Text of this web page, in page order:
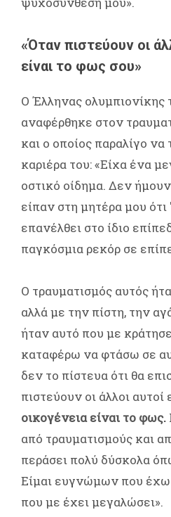
«Όταν πιστεύουν οι
είναι το φως σου»
Ο Έλληνας ολυμπιονίκης
αναφέρθηκε στον
και ο οποίος παραλίγο να
καριέρα του: «Είχα ένα
οστικό οίδημα. Δεν
είπαν στη μητέρα μου
επανέλθει στο ίδιο
παγκόσμια ρεκόρ σε
Ο τραυματισμός αυτός
αλλά με την πίστη, την
ήταν αυτό που με
καταφέρω να φτάσω σε
δεν το πίστευα ότι θα
πιστεύουν οι άλλοι αυτοί
οικογένεια είναι το φως.
από τραυματισμούς και
περάσει πολύ δύσκολα
Είμαι ευγνώμων που έχω
που με έχει μεγαλώσει».